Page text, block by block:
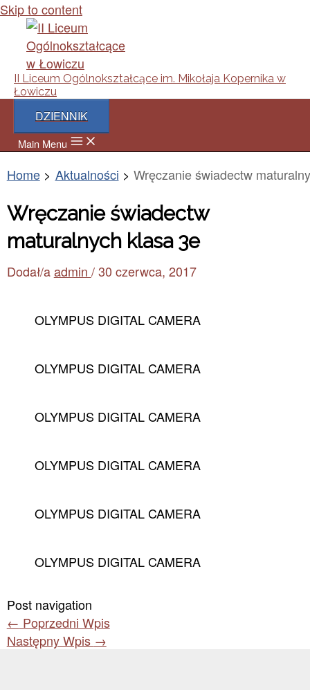
Skip to content
II Liceum Ogólnokształcące im. Mikołaja Kopernika w
Łowiczu
DZIENNIK
Main Menu
Home Aktualności Wręczanie świadectw
Wręczanie świadectw
maturalnych klasa 3e
Dodał/a admin /30 czerwca, 2017
OLYMPUS DIGITAL CAMERA
OLYMPUS DIGITAL CAMERA
OLYMPUS DIGITAL CAMERA
OLYMPUS DIGITAL CAMERA
OLYMPUS DIGITAL CAMERA
OLYMPUS DIGITAL CAMERA
Post navigation
← Poprzedni Wpis
Następny Wpis →